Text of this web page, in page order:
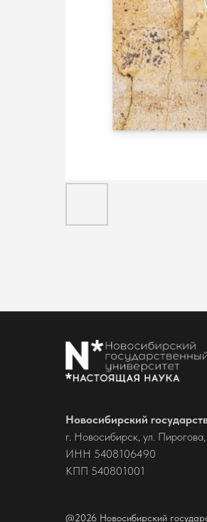
@2026 Новосибирский
Новосибирский
г. Новосибирск, ул.
ИНН 5408106490
КПП 540801001